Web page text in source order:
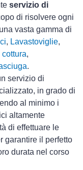
servizio di
di risolvere ogni
vasta gamma di
, Lavastoviglie,
cottura,
.
servizio di
in grado di
al minimo i
altamente
di effettuare le
garantire il perfetto
durata nel corso